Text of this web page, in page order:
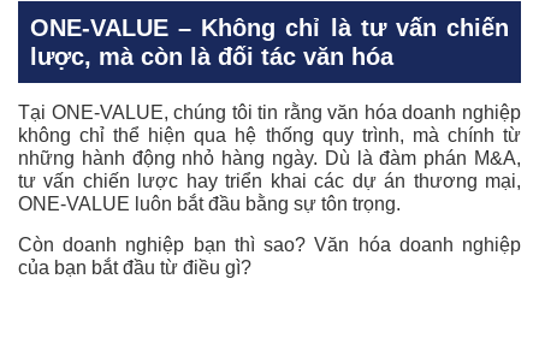
ONE-VALUE – Không chỉ là tư vấn chiến
lược, mà còn là đối tác văn hóa
Tại ONE-VALUE, chúng tôi tin rằng văn hóa doanh nghiệp
không chỉ thể hiện qua hệ thống quy trình, mà chính từ
những hành động nhỏ hàng ngày. Dù là đàm phán M&A,
tư vấn chiến lược hay triển khai các dự án thương mại,
ONE-VALUE luôn bắt đầu bằng sự tôn trọng.
Còn doanh nghiệp bạn thì sao? Văn hóa doanh nghiệp
của bạn bắt đầu từ điều gì?